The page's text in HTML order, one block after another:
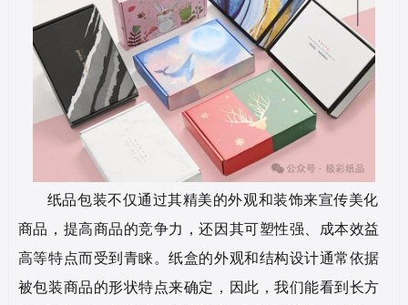
纸品包装不仅通过其精美的外观和装饰来宣传美化
商品，提高商品的竞争力，还因其可塑性强、成本效益
高等特点而受到青睐。纸盒的外观和结构设计通常依据
被包装商品的形状特点来确定，因此，我们能看到长方